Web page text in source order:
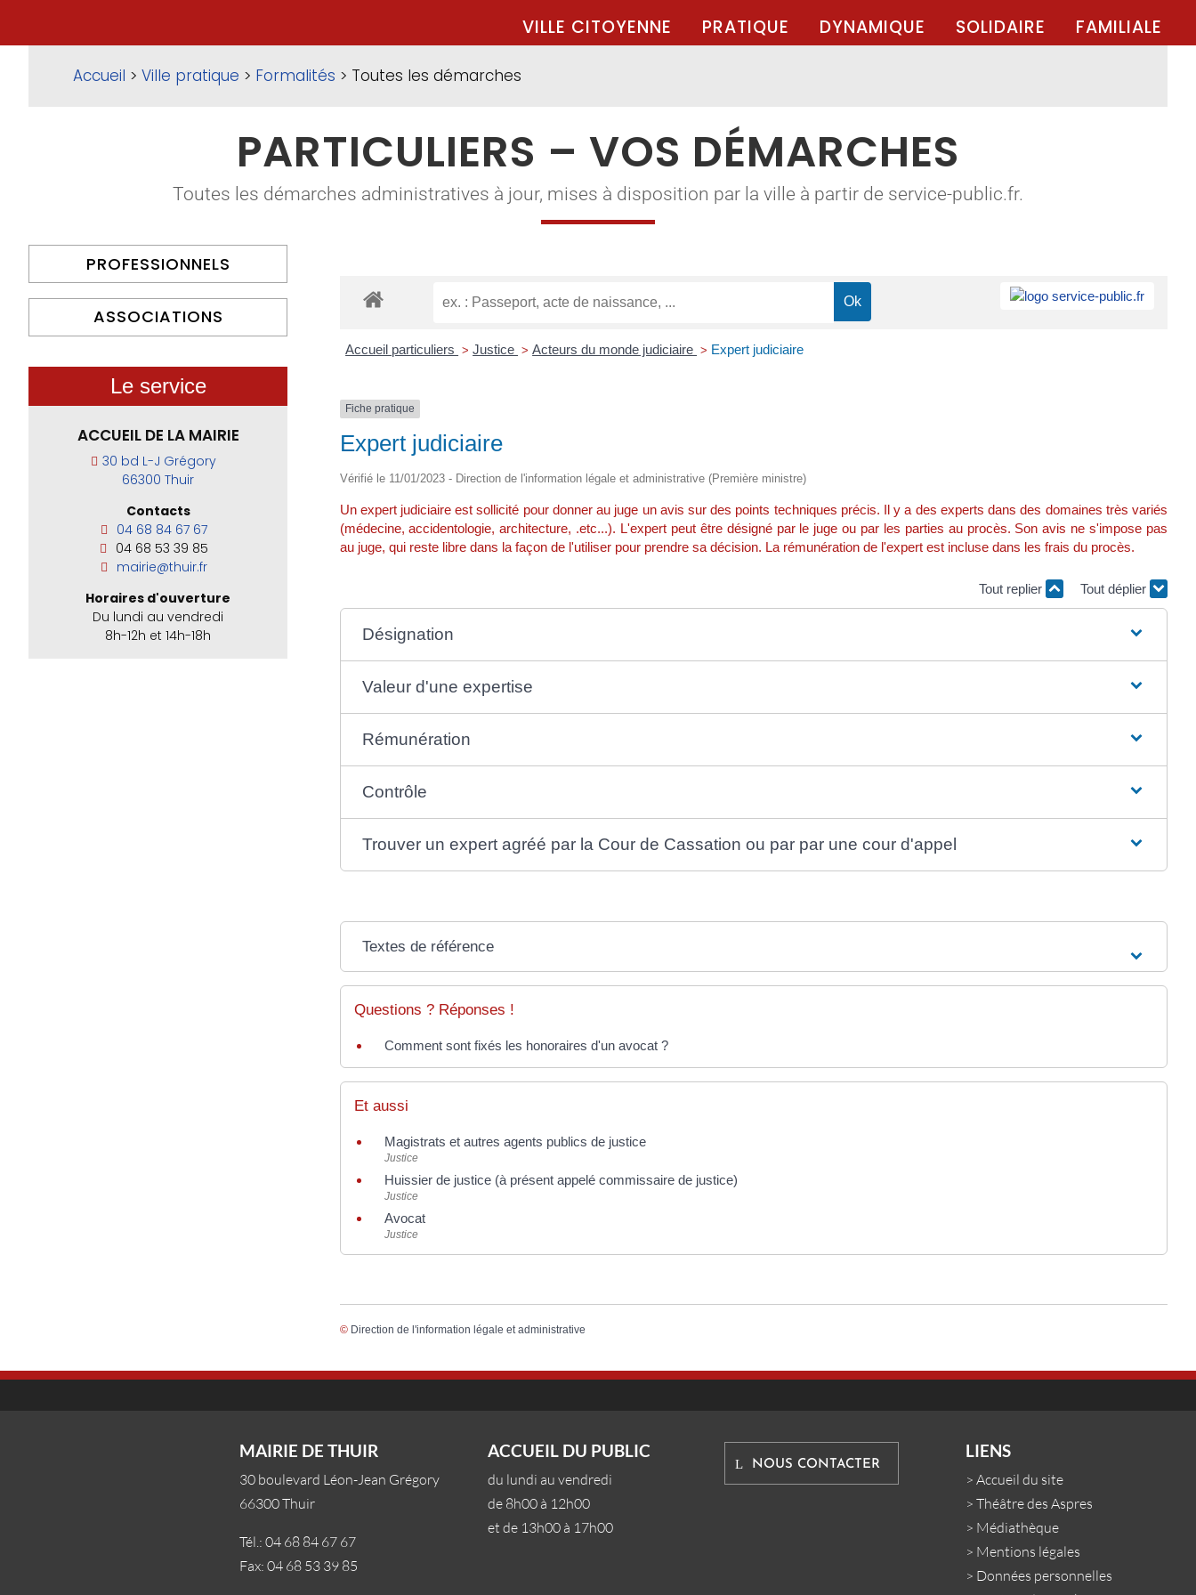
VILLE CITOYENNE PRATIQUE DYNAMIQUE SOLIDAIRE FAMILIALE
Accueil > Ville pratique > Formalités > Toutes les démarches
PARTICULIERS – VOS DÉMARCHES
Toutes les démarches administratives à jour, mises à disposition par la ville à partir de service-public.fr.
PROFESSIONNELS
ASSOCIATIONS
Le service
ACCUEIL DE LA MAIRIE
30 bd L-J Grégory
66300 Thuir
Contacts
04 68 84 67 67
04 68 53 39 85
mairie@thuir.fr
Horaires d'ouverture
Du lundi au vendredi
8h-12h et 14h-18h
Accueil particuliers > Justice > Acteurs du monde judiciaire > Expert judiciaire
Fiche pratique
Expert judiciaire
Vérifié le 11/01/2023 - Direction de l'information légale et administrative (Première ministre)
Un expert judiciaire est sollicité pour donner au juge un avis sur des points techniques précis. Il y a des experts dans des domaines très variés
(médecine, accidentologie, architecture, .etc...). L'expert peut être désigné par le juge ou par les parties au procès. Son avis ne s'impose pas
au juge, qui reste libre dans la façon de l'utiliser pour prendre sa décision. La rémunération de l'expert est incluse dans les frais du procès.
Tout replier Tout déplier
Désignation
Valeur d'une expertise
Rémunération
Contrôle
Trouver un expert agréé par la Cour de Cassation ou par par une cour d'appel
Textes de référence
Questions ? Réponses !
Comment sont fixés les honoraires d'un avocat ?
Et aussi
Magistrats et autres agents publics de justice
Justice
Huissier de justice (à présent appelé commissaire de justice)
Justice
Avocat
Justice
© Direction de l'information légale et administrative
MAIRIE DE THUIR
30 boulevard Léon-Jean Grégory
66300 Thuir
Tél.: 04 68 84 67 67
Fax: 04 68 53 39 85
ACCUEIL DU PUBLIC
du lundi au vendredi
de 8h00 à 12h00
et de 13h00 à 17h00
NOUS CONTACTER
LIENS
>Accueil du site
>Théâtre des Aspres
> Médiathèque
> Mentions légales
> Données personnelles